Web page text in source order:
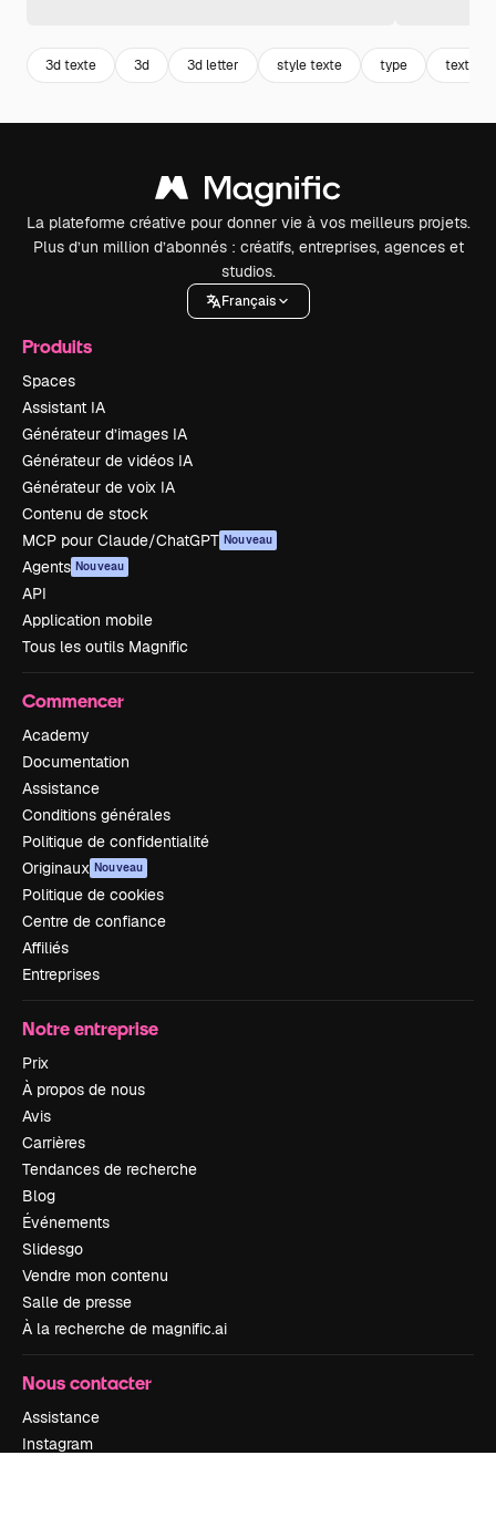
3d texte 3d 3d letter style texte type texte
La plateforme créative pour donner vie à vos meilleurs projets.
Plus d’un million d’abonnés : créatifs, entreprises, agences et
studios.
Français
Produits
Spaces
Assistant IA
Générateur d’images IA
Générateur de vidéos IA
Générateur de voix IA
Contenu de stock
MCP pour Claude/ChatGPT Nouveau
Agents Nouveau
API
Application mobile
Tous les outils Magnific
Commencer
Academy
Documentation
Assistance
Conditions générales
Politique de confidentialité
Originaux Nouveau
Politique de cookies
Centre de confiance
Affiliés
Entreprises
Notre entreprise
Prix
À propos de nous
Avis
Carrières
Tendances de recherche
Blog
Événements
Slidesgo
Vendre mon contenu
Salle de presse
À la recherche de magnific.ai
Nous contacter
Assistance
Instagram